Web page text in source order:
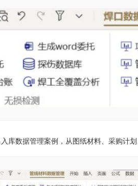
库数据管理案例，从图纸材料、采购计